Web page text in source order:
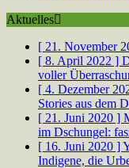
Aktuelles
[ 21. November
[ 8. April 2022 ]
voller
[ 4. Dezember
Stories aus dem
[ 21. Juni 2020 ]
im Dschungel:
[ 16. Juni 2020 ]
Indigene, die